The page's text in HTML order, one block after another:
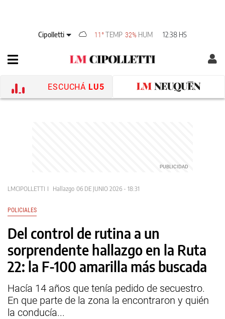
Cipolletti 11°TEMP 32% HUM 12:38 HS
ESCUCHÁ LU5
LMCIPOLLETTI Hallazgo 06 DE JUNIO 2026 - 18:31
POLICIALES
Del control de rutina a un
sorprendente hallazgo en la Ruta
22: la F-100 amarilla más buscada
Hacía 14 años que tenía pedido de secuestro.
En que parte de la zona la encontraron y quién
la conducía...